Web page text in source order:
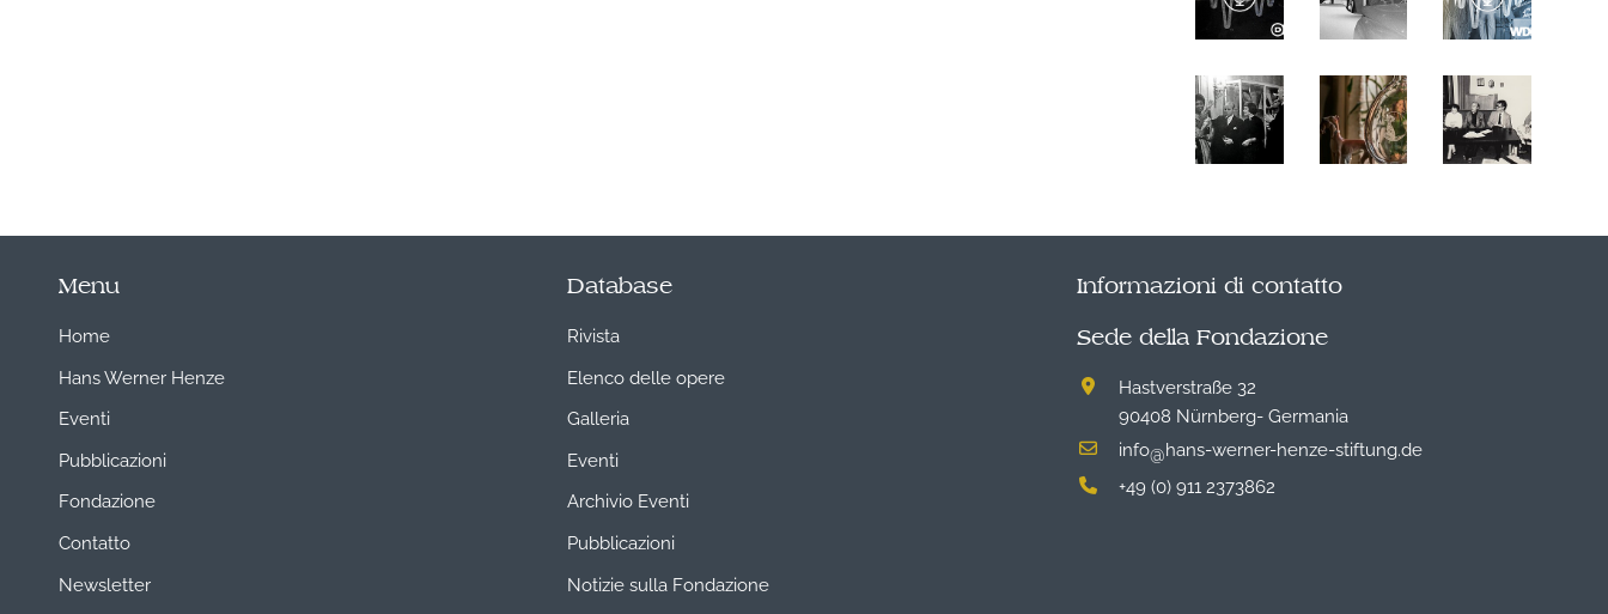
Menu
Home
Hans Werner Henze
Eventi
Pubblicazioni
Fondazione
Contatto
Newsletter
Database
Rivista
Elenco delle opere
Galleria
Eventi
Archivio Eventi
Pubblicazioni
Notizie sulla Fondazione
Informazioni di contatto
Sede della Fondazione
Hastverstraße 32
90408 Nürnberg- Germania
info@hans-werner-henze-stiftung.de
+49 (0) 911 2373862